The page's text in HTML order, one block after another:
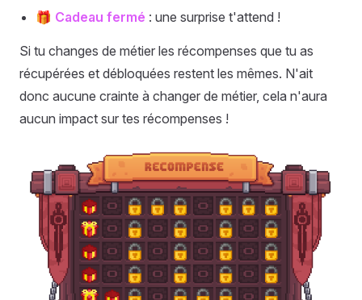
🎁 Cadeau fermé : une surprise t'attend !
Si tu changes de métier les récompenses que tu as
récupérées et débloquées restent les mêmes. N'ait
donc aucune crainte à changer de métier, cela n'aura
aucun impact sur tes récompenses !